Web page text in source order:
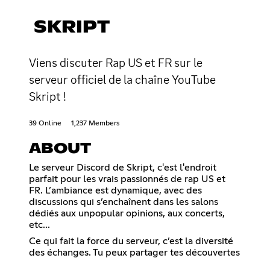
SKRIPT
Viens discuter Rap US et FR sur le
serveur officiel de la chaîne YouTube
Skript !
39 Online 1,237 Members
ABOUT
Le serveur Discord de Skript, c'est l'endroit
parfait pour les vrais passionnés de rap US et
FR. L’ambiance est dynamique, avec des
discussions qui s’enchaînent dans les salons
dédiés aux unpopular opinions, aux concerts,
etc...
Ce qui fait la force du serveur, c’est la diversité
des échanges. Tu peux partager tes découvertes